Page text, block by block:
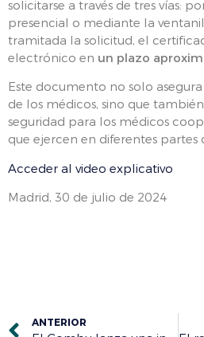
solicitarse a través de tres vías:
presencial o mediante la
tramitada la solicitud, el
electrónico en un plazo
Este documento no solo
de los médicos, sino que
seguridad para los médicos
que ejercen en diferentes partes
Acceder al video explicativo
Madrid, 30 de julio de 2024
ANTERIOR